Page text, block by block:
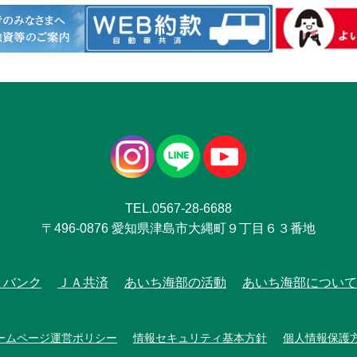
TEL.0567-28-6688
〒496-0876 愛知県津島市大縄町９丁目６３番地
バンク ＪＡ共済 あいち海部の活動 あいち海部について
ムページ運営ポリシー 情報セキュリティ基本方針 個人情報保護